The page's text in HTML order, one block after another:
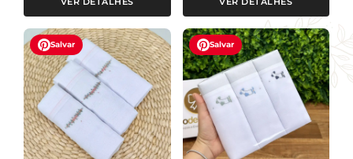
Salvar Salvar